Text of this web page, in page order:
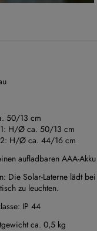
50/13 cm
H/Ø ca. 50/13 cm
H/Ø ca. 44/16 cm
aufladbaren AAA-
Die Solar-Laterne lädt
zu leuchten.
IP 44
ca. 0,5 kg